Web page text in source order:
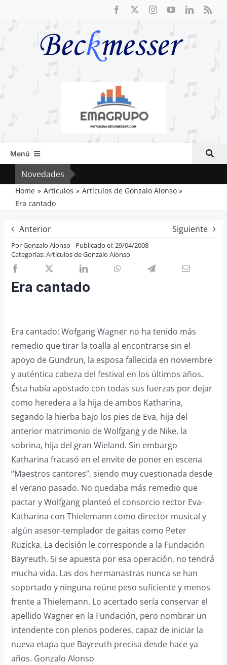
Menú
Inicio
Actual
Artículos
Crítica
Previos de ópera
Entrevistas
Recomendación
Cosas de Beckmesser
Novedades
Home Artículos
Artículos de Gonzalo Alonso
Era cantado
Anterior Siguiente
PorGonzalo Alonso
Publicado el: 29/04/2008
Categorías:Artículos de Gonzalo Alonso
Era cantado
Era cantado: Wofgang Wagner no ha tenido más
remedio que tirar la toalla al encontrarse sin el
apoyo de Gundrun, la esposa fallecida en noviembre
y auténtica cabeza del festival en los últimos años.
Ésta había apostado con todas sus fuerzas por dejar
como heredera a la hija de ambos Katharina,
segando la hierba bajo los pies de Eva, hija del
anterior matrimonio de Wolfgang y de Nike, la
sobrina, hija del gran Wieland. Sin embargo
Katharina fracasó en el envite de poner en escena
“Maestros cantores”, siendo muy cuestionada desde
el verano pasado. No quedaba más remedio que
pactar y Wolfgang planteó el consorcio rector Eva-
Katharina con Thielemann como director musical y
algún asesor-templador de gaitas como Peter
Ruzicka. La decisión le corresponde a la Fundación
Bayreuth. Si se apuesta por esa operación, no tendrá
mucha vida. Las dos hermanastras nunca se han
soportado y ninguna reúne peso suficiente y menos
frente a Thielemann. Lo acertado sería conservar el
apellido Wagner en la Fundación, pero nombrar un
intendente con plenos poderes, capaz de iniciar la
nueva etapa que Bayreuth precisa desde hace ya
años. Gonzalo Alonso